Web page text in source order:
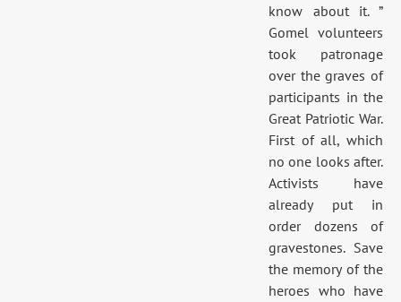
know about it. ”
Gomel volunteers
took patronage
over the graves of
participants in the
Great Patriotic War.
First of all, which
no one looks after.
Activists have
already put in
order dozens of
gravestones. Save
the memory of the
heroes who have